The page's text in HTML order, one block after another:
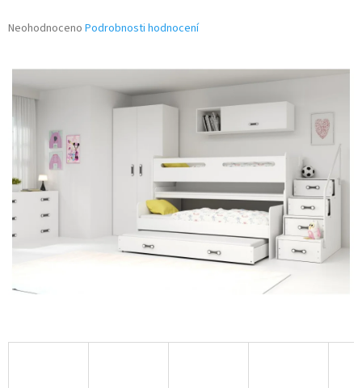
Průměrné
je
5
hvězdiček.
Neohodnoceno Podrobnosti hodnocení